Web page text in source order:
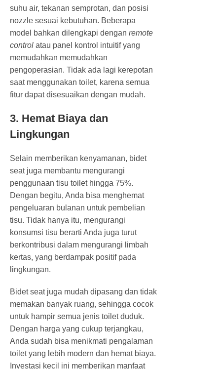
suhu air, tekanan semprotan, dan posisi
nozzle sesuai kebutuhan. Beberapa
model bahkan dilengkapi dengan remote
control atau panel kontrol intuitif yang
memudahkan memudahkan
pengoperasian. Tidak ada lagi kerepotan
saat menggunakan toilet, karena semua
fitur dapat disesuaikan dengan mudah.
3. Hemat Biaya dan
Lingkungan
Selain memberikan kenyamanan, bidet
seat juga membantu mengurangi
penggunaan tisu toilet hingga 75%.
Dengan begitu, Anda bisa menghemat
pengeluaran bulanan untuk pembelian
tisu. Tidak hanya itu, mengurangi
konsumsi tisu berarti Anda juga turut
berkontribusi dalam mengurangi limbah
kertas, yang berdampak positif pada
lingkungan.
Bidet seat juga mudah dipasang dan tidak
memakan banyak ruang, sehingga cocok
untuk hampir semua jenis toilet duduk.
Dengan harga yang cukup terjangkau,
Anda sudah bisa menikmati pengalaman
toilet yang lebih modern dan hemat biaya.
Investasi kecil ini memberikan manfaat